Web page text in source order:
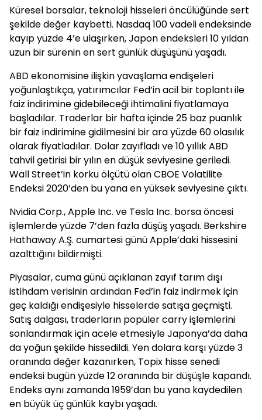
Küresel borsalar, teknoloji hisseleri öncülüğünde sert
şekilde değer kaybetti. Nasdaq 100 vadeli endeksinde
kayıp yüzde 4’e ulaşırken, Japon endeksleri 10 yıldan
uzun bir sürenin en sert günlük düşüşünü yaşadı.
ABD ekonomisine ilişkin yavaşlama endişeleri
yoğunlaştıkça, yatırımcılar Fed’in acil bir toplantı ile
faiz indirimine gidebileceği ihtimalini fiyatlamaya
başladılar. Traderlar bir hafta içinde 25 baz puanlık
bir faiz indirimine gidilmesini bir ara yüzde 60 olasılık
olarak fiyatladılar. Dolar zayıfladı ve 10 yıllık ABD
tahvil getirisi bir yılın en düşük seviyesine geriledi.
Wall Street’in korku ölçütü olan CBOE Volatilite
Endeksi 2020’den bu yana en yüksek seviyesine çıktı.
Nvidia Corp., Apple Inc. ve Tesla Inc. borsa öncesi
işlemlerde yüzde 7’den fazla düşüş yaşadı. Berkshire
Hathaway A.Ş. cumartesi günü Apple’daki hissesini
azalttığını bildirmişti.
Piyasalar, cuma günü açıklanan zayıf tarım dışı
istihdam verisinin ardından Fed’in faiz indirmek için
geç kaldığı endişesiyle hisselerde satışa geçmişti.
Satış dalgası, traderların popüler carry işlemlerini
sonlandırmak için acele etmesiyle Japonya’da daha
da yoğun şekilde hissedildi. Yen dolara karşı yüzde 3
oranında değer kazanırken, Topix hisse senedi
endeksi bugün yüzde 12 oranında bir düşüşle kapandı.
Endeks aynı zamanda 1959’dan bu yana kaydedilen
en büyük üç günlük kaybı yaşadı.